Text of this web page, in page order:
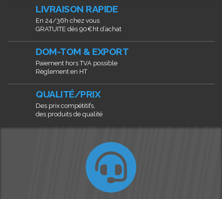
LIVRAISON RAPIDE
En 24/36h chez vous
GRATUITE dès 90€ht d’achat
DOM-TOM & EXPORT
Paiement hors TVA possible
Règlement en HT
QUALITÉ/PRIX
Des prix compétitifs,
des produits de qualité